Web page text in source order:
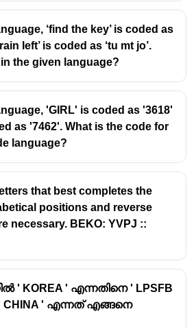
(6×8 = 48) ✔
(11 letters): (11×8 = 88) ✔
‘find the key’ is coded as
left’ is coded as ‘tu mt jo’.
in the given language?
'GIRL' is coded as '3618'
as '7462'. What is the code for
language?
that best completes the
positions and reverse
necessary. BEKO: YVPJ ::
KOREA ' എന്നതിനെ ' LPSFB
' എന്നത് എങ്ങനെ